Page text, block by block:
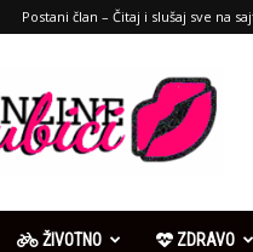
Postani član – Čitaj i slušaj sve na
ŽIVOTNO ZDRAVO